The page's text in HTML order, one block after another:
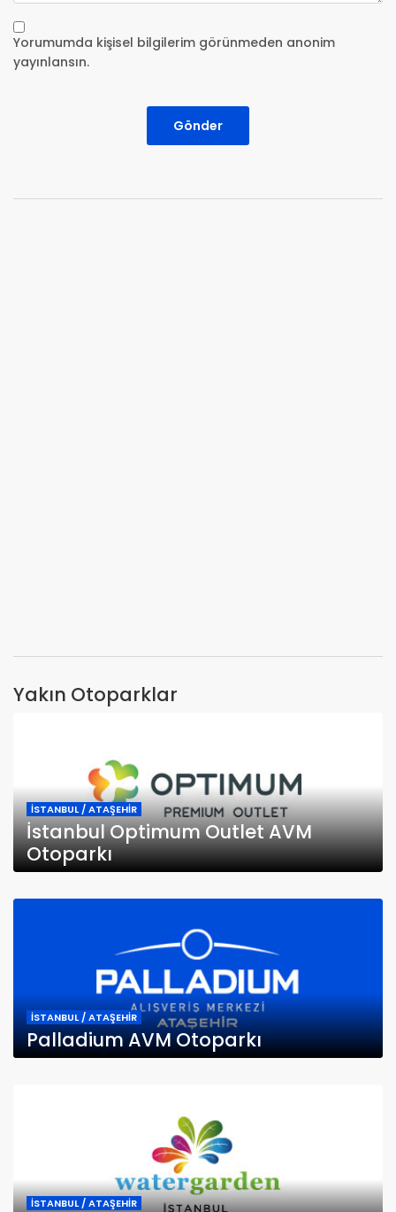
Yorumumda kişisel bilgilerim görünmeden anonim
yayınlansın.
Gönder
Yakın Otoparklar
İSTANBUL / ATAŞEHİR
İstanbul Optimum Outlet AVM
Otoparkı
İSTANBUL / ATAŞEHİR
Palladium AVM Otoparkı
İSTANBUL / ATAŞEHİR